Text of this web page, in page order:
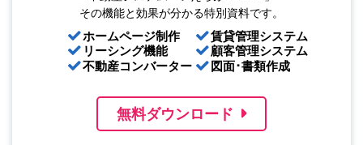
その機能と効果が分かる特別資料です。
ホームページ制作
リーシング機能
不動産コンバーター
賃貸管理システム
顧客管理システム
図面･書類作成
無料ダウンロード